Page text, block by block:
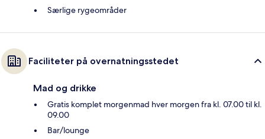
Særlige rygeområder
Faciliteter på overnatningsstedet
Mad og drikke
Gratis komplet morgenmad hver morgen fra kl. 07.00 til kl.
09.00
Bar/lounge